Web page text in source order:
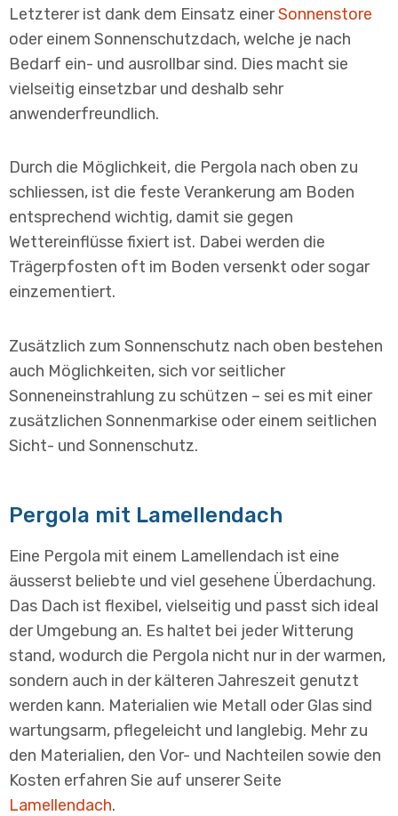
Letzterer ist dank dem Einsatz einerSonnenstore
oder einem Sonnenschutzdach, welche je nach
Bedarf ein- und ausrollbar sind. Dies macht sie
vielseitig einsetzbar und deshalb sehr
anwenderfreundlich.
Durch die Möglichkeit, die Pergola nach oben zu
schliessen, ist die feste Verankerung am Boden
entsprechend wichtig, damit sie gegen
Wettereinflüsse fixiert ist. Dabei werden die
Trägerpfosten oft im Boden versenkt oder sogar
einzementiert.
Zusätzlich zum Sonnenschutz nach oben bestehen
auch Möglichkeiten, sich vor seitlicher
Sonneneinstrahlung zu schützen – sei es mit einer
zusätzlichen Sonnenmarkise oder einem seitlichen
Sicht- und Sonnenschutz.
Pergola mit Lamellendach
Eine Pergola mit einem Lamellendach ist eine
äusserst beliebte und viel gesehene Überdachung.
Das Dach ist flexibel, vielseitig und passt sich ideal
der Umgebung an. Es haltet bei jeder Witterung
stand, wodurch die Pergola nicht nur in der warmen,
sondern auch in der kälteren Jahreszeit genutzt
werden kann. Materialien wie Metall oder Glas sind
wartungsarm, pflegeleicht und langlebig. Mehr zu
den Materialien, den Vor- und Nachteilen sowie den
Kosten erfahren Sie auf unserer Seite
Lamellendach.